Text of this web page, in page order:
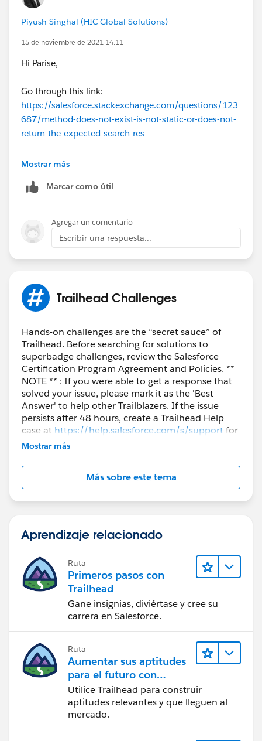
Piyush Singhal (HIC Global Solutions)
15 de noviembre de 2021 14:11
Hi Parise,
Go through this link:
https://salesforce.stackexchange.com/questions/123
687/method-does-not-exist-is-not-static-or-does-not-
return-the-expected-search-res
Hope this will help you
Thanks
Mostrar más
Marcar como útil
Agregar un comentario
Escribir una respuesta...
Trailhead Challenges
Hands-on challenges are the “secret sauce” of
Trailhead. Before searching for solutions to
superbadge challenges, review the Salesforce
Certification Program Agreement and Policies. **
NOTE ** : If you were able to get a response that
solved your issue, please mark it as the 'Best
Answer' to help other Trailblazers. If the issue
persists after 48 hours, create a Trailhead Help
case at https://help.salesforce.com/s/supportfor
further assistance.
Mostrar más
Más sobre este tema
Aprendizaje relacionado
Ruta
Primeros pasos con
Trailhead
Gane insignias, diviértase y cree su
carrera en Salesforce.
Ruta
Aumentar sus aptitudes
para el futuro con
Trailhead
Utilice Trailhead para construir
aptitudes relevantes y que lleguen al
mercado.